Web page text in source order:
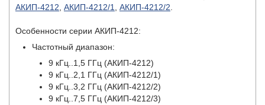
АКИП-4212 АКИП-4212/1 АКИП-4212/2
Особенности серии АКИП-4212:
Частотный диапазон:
9 кГц..1,5 ГГц (АКИП-4212)
9 кГц..2,1 ГГц (АКИП-4212/1)
9 кГц..3,2 ГГц (АКИП-4212/2)
9 кГц..7,5 ГГц (АКИП-4212/3)